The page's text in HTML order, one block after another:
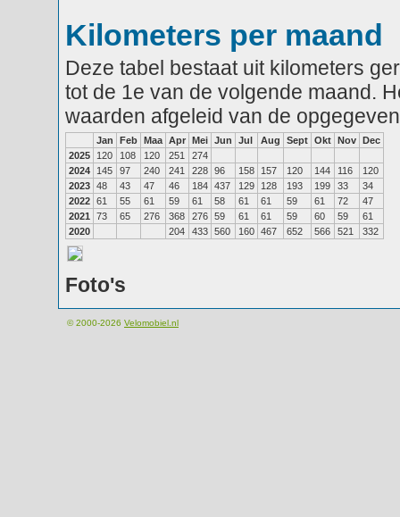
Kilometers per maand
Deze tabel bestaat uit kilometers
tot de 1e van de volgende maand.
waarden afgeleid van de
Jan Feb Maa Apr Mei Jun Jul Aug Sept Okt Nov Dec
2025
120 108 120 251
274
2024
145 97 240 241 228 96 158 157 120 144 116
120
2023 48 43 47 46 184 437 129 128 193 199 33
34
2022 61 55 61 59 61 58 61 61 59 61 72
47
2021
73 65 276 368 276 59 61 61 59 60 59
61
2020
204 433 560 160 467 652 566 521 332
Foto's
© 2000-2026 Velomobiel.nl